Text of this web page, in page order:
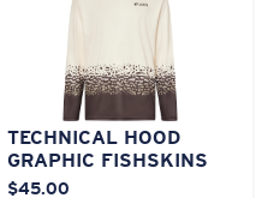
TECHNICAL HOOD
GRAPHIC FISHSKINS
$45.00